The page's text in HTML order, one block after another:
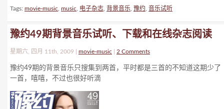
Tags: movie-music music 电子杂志 背景音乐 豫约 音乐试听
豫约49期背景音乐试听、下载和在线杂志阅读
星期六, 四月 11th, 2009 | movie-music 2 Comments
豫约49期的背景音乐只搜集到两首，平时都是三首的不知道这期少了
一首，嘻嘻，不过也很好听滴